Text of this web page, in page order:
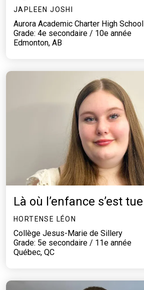
JAPLEEN JOSHI
Aurora Academic Charter High School
Grade: 4e secondaire / 10e année
Edmonton, AB
Là où l’enfance s’est tue
HORTENSE LÉON
Collège Jesus-Marie de Sillery
Grade: 5e secondaire / 11e année
Québec, QC